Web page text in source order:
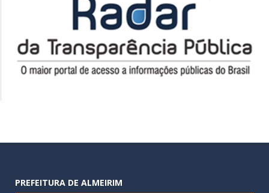
PREFEITURA DE ALMEIRIM